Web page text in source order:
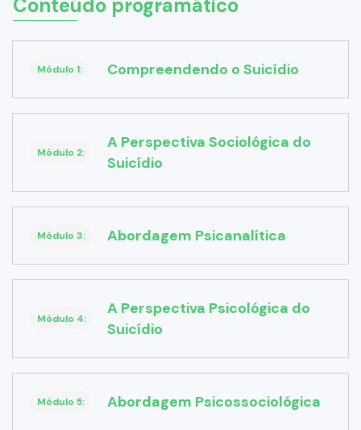
Conteúdo programático
Módulo 1: Compreendendo o Suicídio
Módulo 2:
A Perspectiva Sociológica do
Suicídio
Módulo 3: Abordagem Psicanalítica
Módulo 4:
A Perspectiva Psicológica do
Suicídio
Módulo 5: Abordagem Psicossociológica